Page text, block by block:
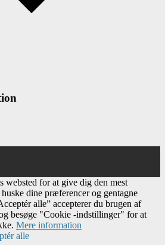
websted for at give dig den mest
dine præferencer og gentagne
alle” accepterer du brugen af
besøge "Cookie -indstillinger" for at
Mere information
alle